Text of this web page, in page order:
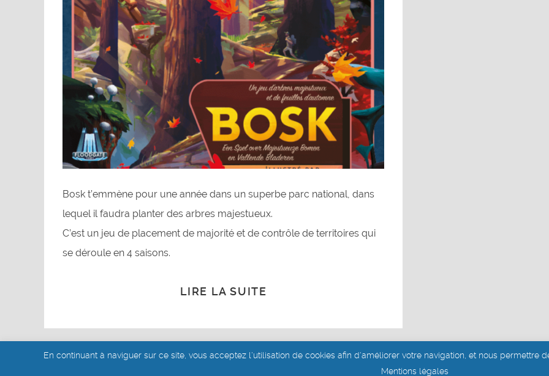
Bosk t’emmène pour une année dans un superbe parc national, dans
lequel il faudra planter des arbres majestueux.
C’est un jeu de placement de majorité et de contrôle de territoires qui
se déroule en 4 saisons.
LIRE LA SUITE
© akoa tujou 2019 - 2026- Mentions légales Site réalisé par Aurélie Dits
En continuant à naviguer sur ce site, vous acceptez l'utilisation de cookies afin d'améliorer votre navigation, et nous permettre
Mentions légales